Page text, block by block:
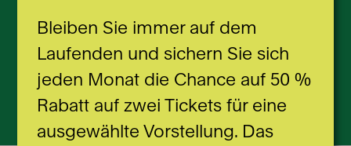
Bleiben Sie immer auf dem
Laufenden und sichern Sie sich
jeden Monat die Chance auf 50 %
Rabatt auf zwei Tickets für eine
ausgewählte Vorstellung. Das